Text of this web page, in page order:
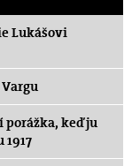
Lukášovi
keď ju